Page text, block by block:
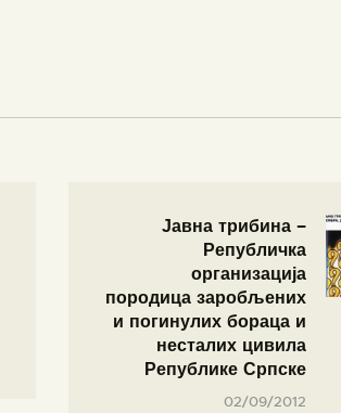
Јавна трибина –
Републичка
организација
породица заробљених
и погинулих бораца и
несталих цивила
Републике Српске
02/09/2012